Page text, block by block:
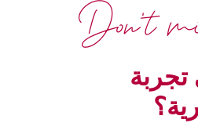
Don't